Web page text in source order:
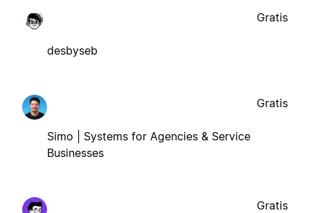
desbyseb
Gratis
Simo | Systems for Agencies & Service
Businesses
Gratis
Gratis